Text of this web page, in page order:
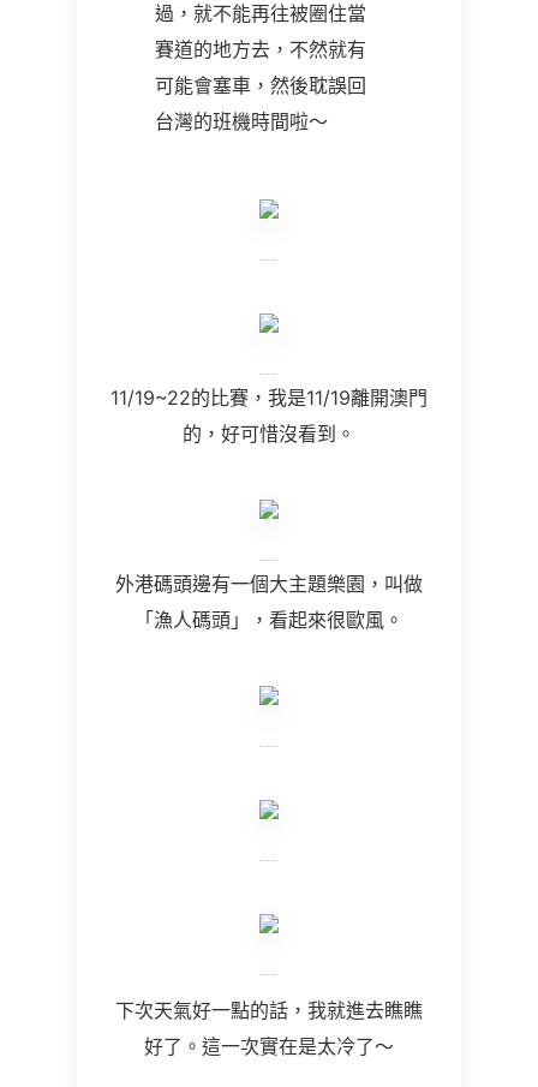
過，就不能再往被圈住當
賽道的地方去，不然就有
可能會塞車，然後耽誤回
台灣的班機時間啦～
11/19~22的比賽，我是11/19離開澳門
的，好可惜沒看到。
外港碼頭邊有一個大主題樂園，叫做
「漁人碼頭」，看起來很歐風。
下次天氣好一點的話，我就進去瞧瞧
好了。這一次實在是太冷了～